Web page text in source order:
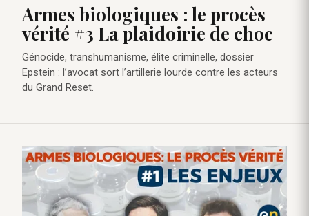
Armes biologiques : le procès
vérité #3 La plaidoirie de choc
Génocide, transhumanisme, élite criminelle, dossier
Epstein : l’avocat sort l’artillerie lourde contre les acteurs
du Grand Reset.